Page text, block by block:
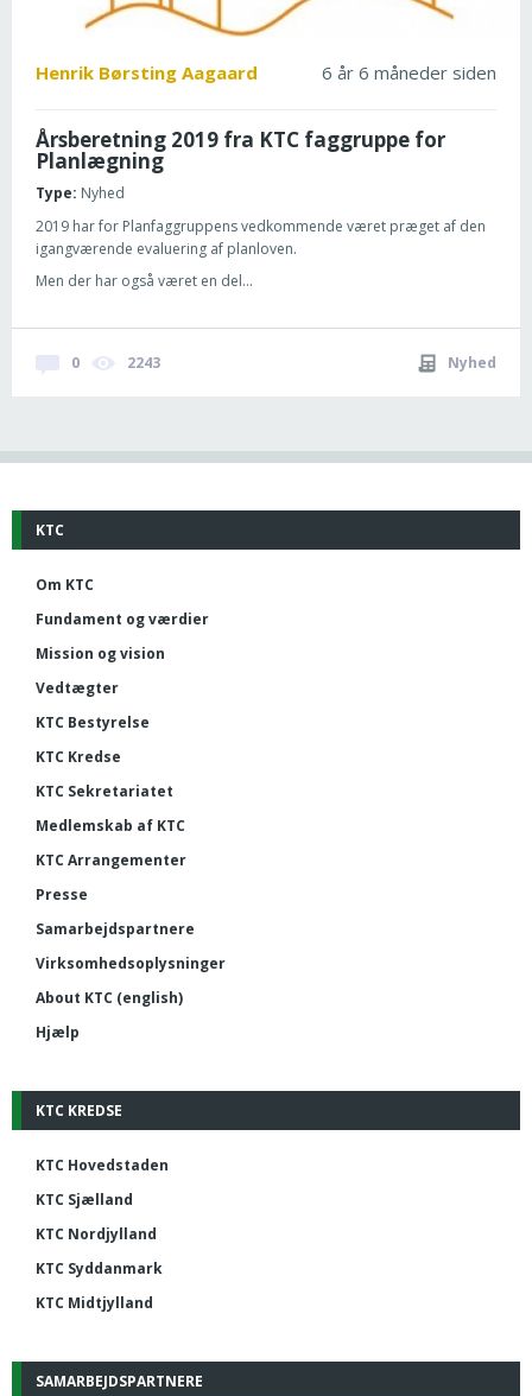
6 år 6 måneder siden
Henrik Børsting Aagaard
Årsberetning 2019 fra KTC faggruppe for
Planlægning
Type: Nyhed
2019 har for Planfaggruppens vedkommende været præget af den
igangværende evaluering af planloven.
Men der har også været en del...
0 2243 Nyhed
KTC
Om KTC
Fundament og værdier
Mission og vision
Vedtægter
KTC Bestyrelse
KTC Kredse
KTC Sekretariatet
Medlemskab af KTC
KTC Arrangementer
Presse
Samarbejdspartnere
Virksomhedsoplysninger
About KTC (english)
Hjælp
KTC KREDSE
KTC Hovedstaden
KTC Sjælland
KTC Nordjylland
KTC Syddanmark
KTC Midtjylland
SAMARBEJDSPARTNERE